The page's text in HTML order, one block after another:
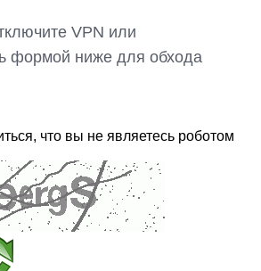
VPN или
формой ниже для обхода
что вы не являетесь роботом